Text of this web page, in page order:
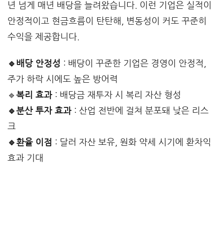
년 넘게 매년 배당을 늘려왔습니다. 이런 기업은 실적이
안정적이고 현금흐름이 탄탄해, 변동성이 커도 꾸준히
수익을 제공합니다.
🔹배당 안정성 : 배당이 꾸준한 기업은 경영이 안정적,
주가 하락 시에도 높은 방어력
🔹 복리 효과 : 배당금 재투자 시 복리 자산 형성
🔹분산 투자 효과 : 산업 전반에 걸쳐 분포돼 낮은 리스
크
🔹환율 이점 : 달러 자산 보유, 원화 약세 시기에 환차익
효과 기대